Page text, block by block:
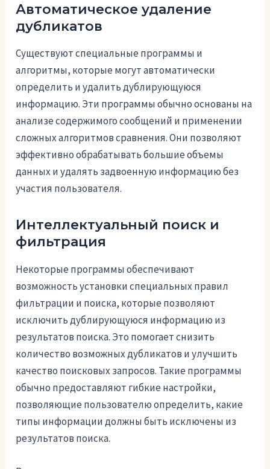
Автоматическое удаление
дубликатов
Существуют специальные программы и
алгоритмы, которые могут автоматически
определить и удалить дублирующуюся
информацию. Эти программы обычно основаны на
анализе содержимого сообщений и применении
сложных алгоритмов сравнения. Они позволяют
эффективно обрабатывать большие объемы
данных и удалять задвоенную информацию без
участия пользователя.
Интеллектуальный поиск и
фильтрация
Некоторые программы обеспечивают
возможность установки специальных правил
фильтрации и поиска, которые позволяют
исключить дублирующуюся информацию из
результатов поиска. Это помогает снизить
количество возможных дубликатов и улучшить
качество поисковых запросов. Такие программы
обычно предоставляют гибкие настройки,
позволяющие пользователю определить, какие
типы информации должны быть исключены из
результатов поиска.